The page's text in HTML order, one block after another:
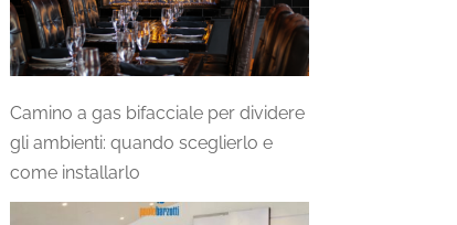
Camino a gas bifacciale per dividere
gli ambienti: quando sceglierlo e
come installarlo